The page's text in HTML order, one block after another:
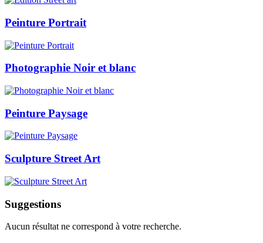
Peinture Portrait
Photographie Noir et blanc
Peinture Paysage
Sculpture Street Art
Suggestions
Aucun résultat ne correspond à votre recherche.